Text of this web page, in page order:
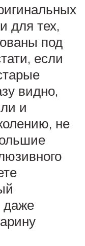
для тех,
под
если
видно,
и
не
даже